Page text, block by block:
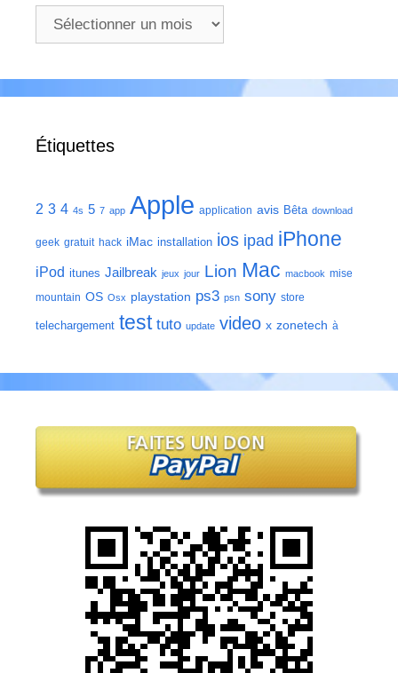
Archives
Étiquettes
2 3 4 4s 5 7 app Apple application avis Bêta download
geek gratuit hack iMac installation ios ipad iPhone
iPod itunes Jailbreak jeux jour Lion Mac macbook mise
mountain OS Osx playstation ps3 psn sony store
telechargement test tuto update video x zonetech à